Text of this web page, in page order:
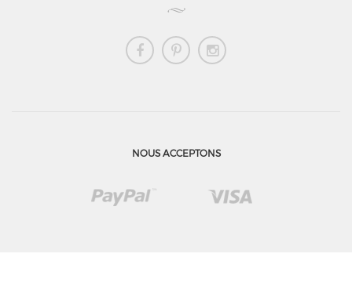
NOUS ACCEPTONS